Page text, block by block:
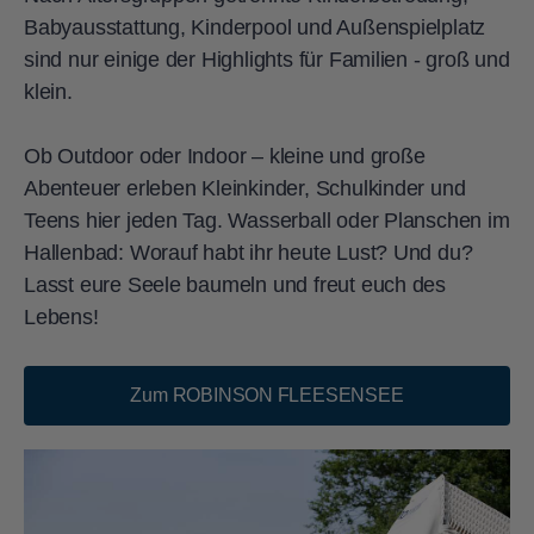
gestaltetenRuheraumund zahlreiche
weitere Wohlfühl-Attraktionen.
Hütte
bereit, die eine sichere
Abstellmöglichkeit und eine
kostenfreie
Lademöglichkeit
– sowohl mit eigenen
als auch mit vorhandenen Ladegeräten –
bietet.
Für
hauseigenen Parkplatz zur Verfügung
Babyausstattung, Kinderpool und Außenspielplatz
sind nur einige der Highlights für Familien - groß und
klein.
Ob Outdoor oder Indoor – kleine und große
Abenteuer erleben Kleinkinder, Schulkinder und
Teens hier jeden Tag. Wasserball oder Planschen im
Hallenbad: Worauf habt ihr heute Lust? Und du?
Lasst eure Seele baumeln und freut euch des
Lebens!
Zum ROBINSON FLEESENSEE